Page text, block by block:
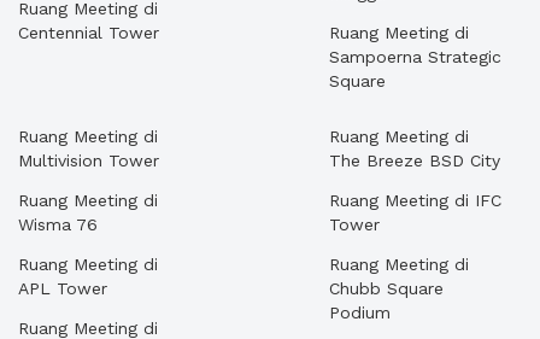
Ruang Meeting di
Centennial Tower
Ruang Meeting di
Sampoerna Strategic
Square
Ruang Meeting di
Multivision Tower
Ruang Meeting di
Wisma 76
Ruang Meeting di
APL Tower
Ruang Meeting di
Ruang Meeting di
The Breeze BSD City
Ruang Meeting di IFC
Tower
Ruang Meeting di
Chubb Square
Podium